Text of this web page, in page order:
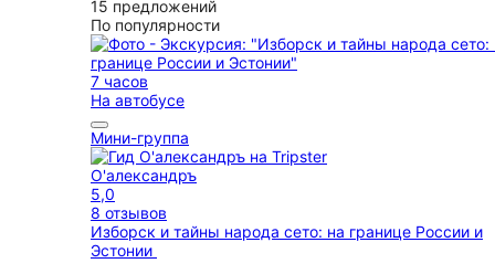
15 предложений
По популярности
7 часов
На автобусе
Мини-группа
О'александръ
5,0
8 отзывов
Изборск и тайны народа сето: на границе России и
Эстонии